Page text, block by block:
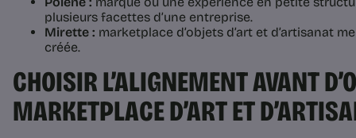
plusieurs facettes d’une entreprise.
Mirette : marketplace d’objets d’art et d’artisanat
créée.
CHOISIR L’ALIGNEMENT AVANT
MARKETPLACE D’ART ET